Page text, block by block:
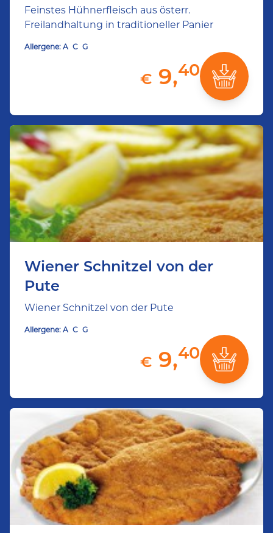
Feinstes Hühnerfleisch aus österr.
Freilandhaltung in traditioneller Panier
Allergene: A C G
€ 9,40
Wiener Schnitzel von der
Pute
Wiener Schnitzel von der Pute
Allergene: A C G
€ 9,40